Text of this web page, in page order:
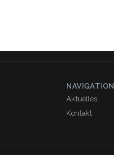
NAVIGATION
Aktuelles
Kontakt